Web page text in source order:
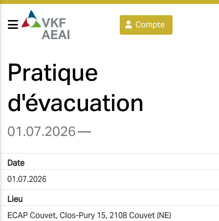
Compte
Pratique
d'évacuation
01.07.2026—
Date
01.07.2026
Lieu
ECAP Couvet, Clos-Pury 15, 2108 Couvet (NE)